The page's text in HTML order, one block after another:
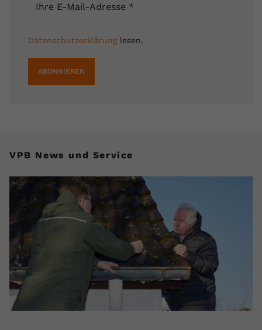
Ihre E-Mail-Adresse *
Datenschutzerklärunglesen.
ABONNIEREN
VPB News und Service